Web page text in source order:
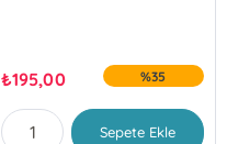
₺195,00 %35
Sepete Ekle